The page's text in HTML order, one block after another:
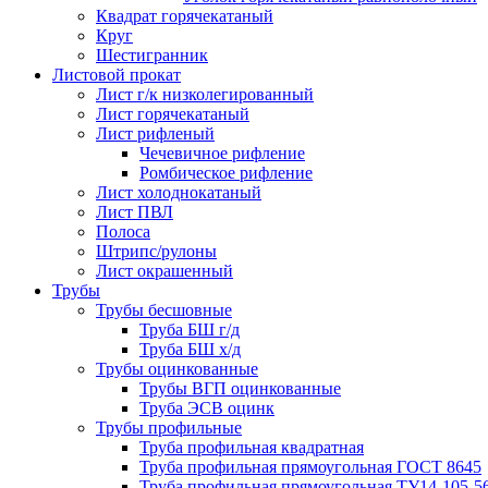
Квадрат горячекатаный
Круг
Шестигранник
Листовой прокат
Лист г/к низколегированный
Лист горячекатаный
Лист рифленый
Чечевичное рифление
Ромбическое рифление
Лист холоднокатаный
Лист ПВЛ
Полоса
Штрипс/рулоны
Лист окрашенный
Трубы
Трубы бесшовные
Труба БШ г/д
Труба БШ х/д
Трубы оцинкованные
Трубы ВГП оцинкованные
Труба ЭСВ оцинк
Трубы профильные
Труба профильная квадратная
Труба профильная прямоугольная ГОСТ 8645